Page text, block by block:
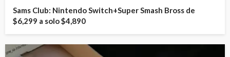
Sams Club: Nintendo Switch+Super Smash Bross de
$6,299 a solo $4,890